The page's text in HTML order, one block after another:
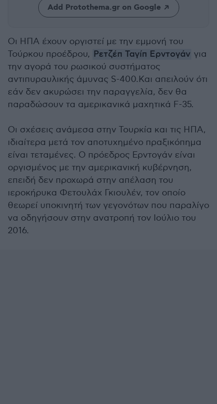
Add Protothema.gr on Google
Οι ΗΠΑ έχουν οργιστεί με την εμμονή του
Τούρκου προέδρου, Ρετζέπ Ταγίπ Ερντογάν για
την αγορά του ρωσικού συστήματος
αντιπυραυλικής άμυνας S-400.Και απειλούν ότι
εάν δεν ακυρώσει την παραγγελία, δεν θα
παραδώσουν τα αμερικανικά μαχητικά F-35.
Οι σχέσεις ανάμεσα στην Τουρκία και τις ΗΠΑ,
ιδιαίτερα μετά τον αποτυχημένο πραξικόπημα
είναι τεταμένες. Ο πρόεδρος Ερντογάν είναι
οργισμένος με την αμερικανική κυβέρνηση,
επειδή δεν προχωρά στην απέλαση του
ιεροκήρυκα Φετουλάχ Γκιουλέν, τον οποίο
θεωρεί υποκινητή των γεγονότων που παραλίγο
να οδηγήσουν στην ανατροπή τον Ιούλιο του
2016.